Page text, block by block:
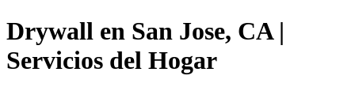
Drywall en San Jose, CA |
Servicios del Hogar